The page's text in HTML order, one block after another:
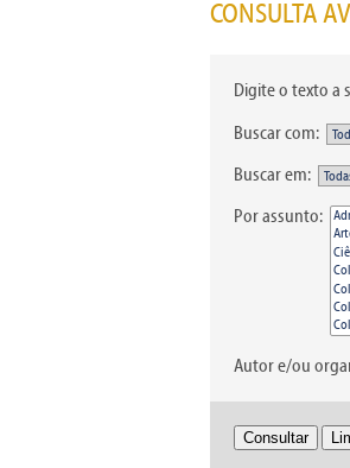
CONSULTA
Digite o texto a
Buscar com:
Buscar em:
Por assunto:
Autor e/ou